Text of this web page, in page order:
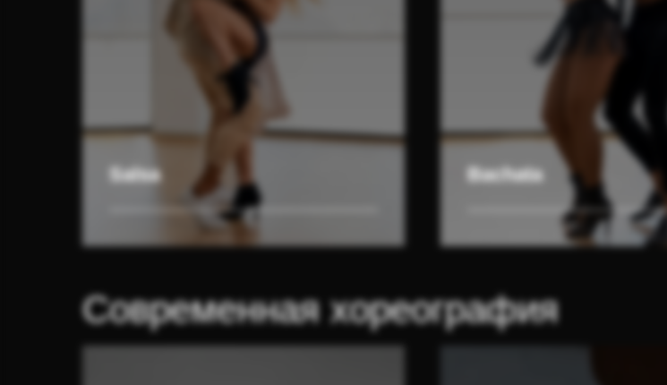
Salsa Bachata
Современная хореография